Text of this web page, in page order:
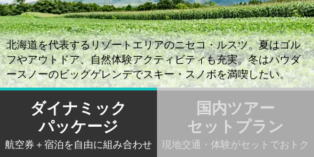
北海道を代表するリゾートエリアのニセコ・ルスツ。夏はゴル
フやアウトドア、自然体験アクティビティも充実。冬はパウダ
ースノーのビッグゲレンデでスキー・スノボを満喫したい。
ダイナミック
パッケージ
航空券＋宿泊を自由に組み合わせ
国内ツアー
セットプラン
現地交通・体験がセットでおトク